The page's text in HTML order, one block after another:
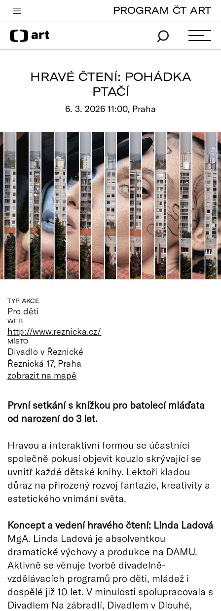
Česká televize
Zpravodajství
Vše o ČT
PROGRAM ČT ART
HRAVÉ ČTENÍ: POHÁDKA
PTAČÍ
6. 3. 2026 11:00, Praha
TYP AKCE
Pro děti
WEB
http://www.reznicka.cz/
MÍSTO
Divadlo v Řeznické
Řeznická 17, Praha
zobrazit na mapě
První setkání s knížkou pro batolecí mláďata
od narození do 3 let.
Hravou a interaktivní formou se účastníci
společně pokusí objevit kouzlo skrývající se
uvnitř každé dětské knihy. Lektoři kladou
důraz na přirozený rozvoj fantazie, kreativity a
estetického vnímání světa.
Koncept a vedení hravého čtení: Linda Ladová
MgA. Linda Ladová je absolventkou
dramatické výchovy a produkce na DAMU.
Aktivně se věnuje tvorbě divadelně-
vzdělávacích programů pro děti, mládež i
dospělé již 10 let. V minulosti spolupracovala s
Divadlem Na zábradlí, Divadlem v Dlouhé,